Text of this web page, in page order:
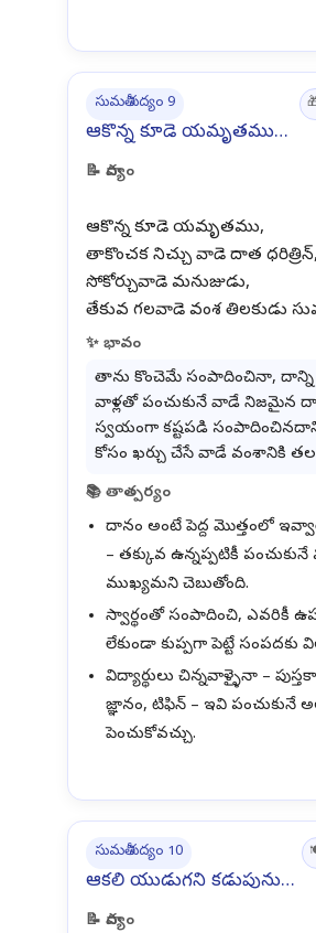
సుమతీ పద్యం 9
ఆకొన్న కూడె యమృతము…
📝 పాద్యం
ఆకొన్న కూడె యమృతము,
తాకొంచక నిచ్చు వాడె దాత ధరిత్రిన్,
సోకోర్చువాడె మనుజుడు,
✨ భావం
తాను కొంచెమే సంపాదించినా,
వాళ్లతో పంచుకునే వాడే నిజమైన
స్వయంగా కష్టపడి
కోసం ఖర్చు చేసే వాడే వంశానికి
📚 తాత్పర్యం
దానం అంటే పెద్ద మొత్తంలో
– తక్కువ ఉన్నప్పటికీ
ముఖ్యమని చెబుతోంది.
స్వార్థంతో సంపాదించి, ఎవరికీ
లేకుండా కుప్పగా పెట్టే సంపదకు
విద్యార్థులు చిన్నవాళ్ళైనా –
జ్ఞానం, టిఫిన్ – ఇవి పంచుకునే
పెంచుకోవచ్చు.
సుమతీ పద్యం 10
ఆకలి యుడుగని కడుపును…
📝 పాద్యం